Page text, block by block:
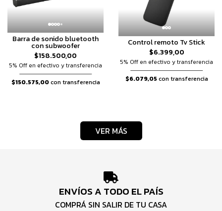
Barra de sonido bluetooth
con subwoofer
$158.500,00
5% Off en efectivo y transferencia
$150.575,00con transferencia
Control remoto Tv Stick
$6.399,00
5% Off en efectivo y transferencia
$6.079,05con transferencia
VER MÁS
ENVÍOS A TODO EL PAÍS
COMPRÁ SIN SALIR DE TU CASA